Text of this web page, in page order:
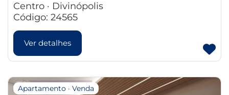
Centro · Divinópolis
Código: 24565
Ver detalhes
Apartamento · Venda